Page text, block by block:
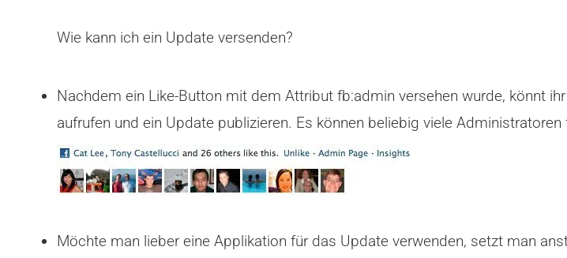
Wie kann ich ein Update versenden?
Nachdem ein Like-Button mit dem Attribut fb:admin versehen wurde, könnt
aufrufen und ein Update publizieren. Es können beliebig viele
Möchte man lieber eine Applikation für das Update verwenden, setzt man